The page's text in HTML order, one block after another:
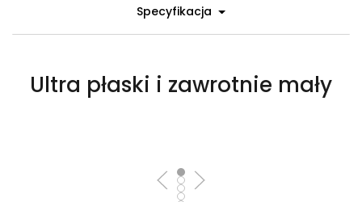
Specyfikacja
Ultra płaski i zawrotnie mały